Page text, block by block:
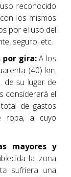
reconocido
los mismos
por el uso del
seguro, etc.
por gira:A los
(40) km.
de su lugar de
considerará el
de gastos
ropa, a cuyo
mayores y
la zona
sufriera una